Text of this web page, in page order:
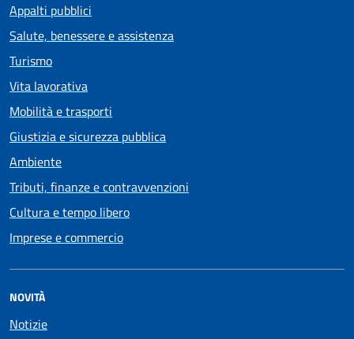
Appalti pubblici
Salute, benessere e assistenza
Turismo
Vita lavorativa
Mobilità e trasporti
Giustizia e sicurezza pubblica
Ambiente
Tributi, finanze e contravvenzioni
Cultura e tempo libero
Imprese e commercio
NOVITÀ
Notizie